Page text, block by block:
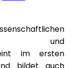
und
im ersten